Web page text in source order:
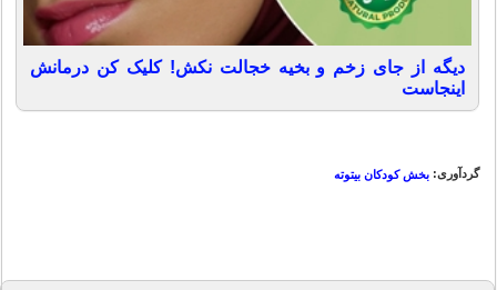
دیگه از جای زخم و بخیه خجالت نکش! کلیک کن درمانش
اینجاست
گردآوری: بخش کودکان بیتوته